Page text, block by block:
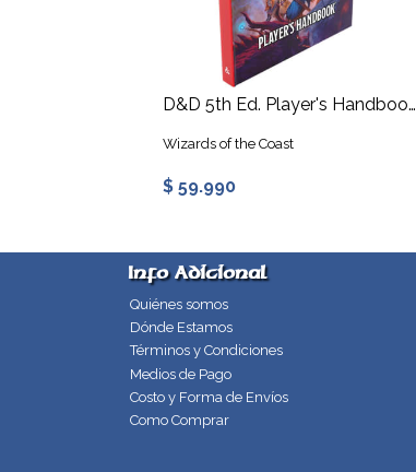
D&D 5th Ed. Player's Handbook 2024
Wizards of the Coast
$ 59.990
Info Adicional
Quiénes somos
Dónde Estamos
Términos y Condiciones
Medios de Pago
Costo y Forma de Envíos
Como Comprar